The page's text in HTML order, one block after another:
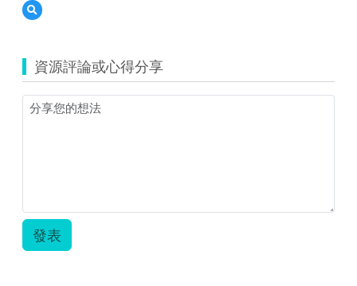
預
覽
教
學
計
畫
形
的
重
資源評論或心得分享
發表